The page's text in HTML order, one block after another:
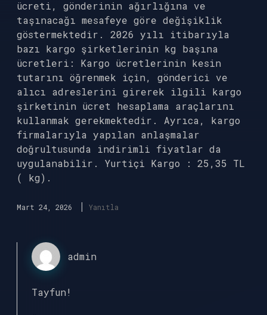
ücreti, gönderinin ağırlığına ve
taşınacağı mesafeye göre değişiklik
göstermektedir. 2026 yılı itibarıyla
bazı kargo şirketlerinin kg başına
ücretleri: Kargo ücretlerinin kesin
tutarını öğrenmek için, gönderici ve
alıcı adreslerini girerek ilgili kargo
şirketinin ücret hesaplama araçlarını
kullanmak gerekmektedir. Ayrıca, kargo
firmalarıyla yapılan anlaşmalar
doğrultusunda indirimli fiyatlar da
uygulanabilir. Yurtiçi Kargo : 25,35 TL
( kg).
Mart 24, 2026 Yanıtla
admin
Tayfun!